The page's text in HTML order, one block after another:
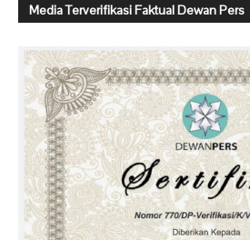
Media Terverifikasi Faktual Dewan Pers